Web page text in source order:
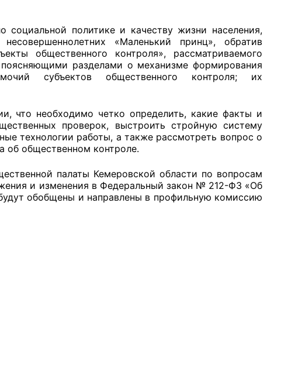
социальной политике и качеству жизни населения,
«Маленький принц», обратив
общественного контроля», рассматриваемого
разделами о механизме формирования
субъектов общественного контроля; их
что необходимо четко определить, какие факты и
проверок, выстроить стройную систему
технологии работы, а также рассмотреть вопрос о
об общественном контроле.
палаты Кемеровской области по вопросам
и изменения в Федеральный закон № 212-ФЗ «Об
обобщены и направлены в профильную комиссию